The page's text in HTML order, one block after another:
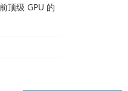
顶级 GPU 的